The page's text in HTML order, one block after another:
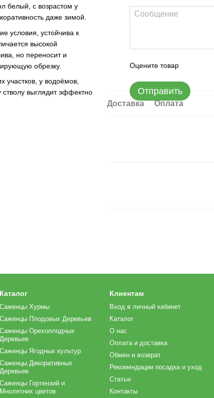
белый, с возрастом у
даже зимой.
условия, устойчива к
высокой
но переносит и
обрезку.
участков, у водоёмов,
выглядит эффектно
Оцените товар
Отправить
Доставка Оплата
Каталог
Саженцы Хурмы
Саженцы Плодовых Деревьев
Саженцы Орехоплодных
Деревьев
Саженцы Ягодных культур
Саженцы Декоративных
Деревьев
Саженцы Гортензий и
Мнолетних цветов
Клиентам
Вход в личный кабинет
Каталог
О нас
Оплата и доставка
Обмен и возврат
Рекомендации посадка и уход
Статьи
Контакты